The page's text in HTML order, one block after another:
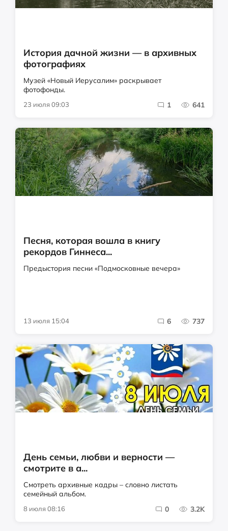
История дачной жизни — в архивных
фотографиях
Музей «Новый Иерусалим» раскрывает
фотофонды.
23 июля 09:03 1 641
Песня, которая вошла в книгу
рекордов Гиннеса...
Предыстория песни «Подмосковные вечера»
13 июля 15:04 6 737
День семьи, любви и верности —
смотрите в а...
Смотреть архивные кадры – словно листать
семейный альбом.
8 июля 08:16 0 3.2K